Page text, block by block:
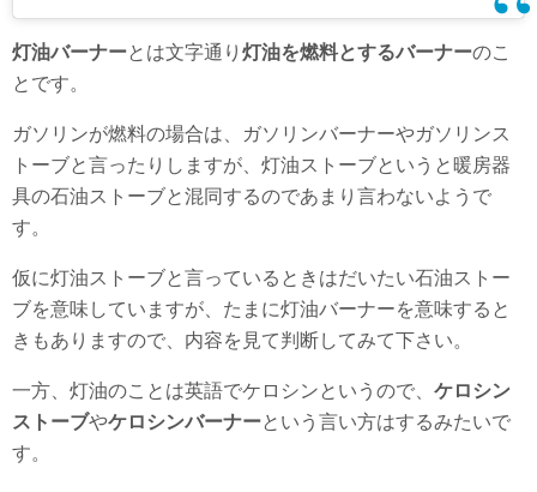
灯油バーナーとは文字通り 灯油を燃料とするバーナーのこ
とです。
ガソリンが燃料の場合は、ガソリンバーナーやガソリンス
トーブと言ったりしますが、灯油ストーブというと暖房器
具の石油ストーブと混同するのであまり言わないようで
す。
仮に灯油ストーブと言っているときはだいたい石油ストー
ブを意味していますが、たまに灯油バーナーを意味すると
きもありますので、内容を見て判断してみて下さい。
一方、灯油のことは英語でケロシンというので、 ケロシン
ストーブやケロシンバーナーという言い方はするみたいで
す。